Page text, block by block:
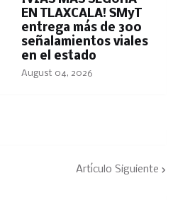
EN TLAXCALA! SMyT
entrega más de 300
señalamientos viales
en el estado
August 04, 2026
Artículo Siguiente